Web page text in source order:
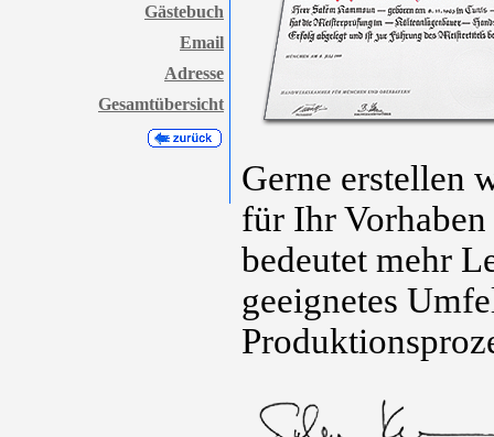
Gästebuch
Email
Adresse
Gesamtübersicht
Gerne erstellen
für Ihr
bedeutet mehr
geeignetes